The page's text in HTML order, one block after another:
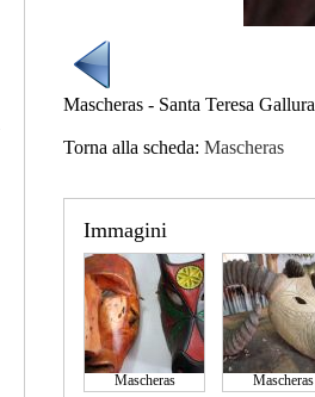
Mascheras - Santa Teresa Gallura
Torna alla scheda: Mascheras
Immagini
Mascheras Mascheras